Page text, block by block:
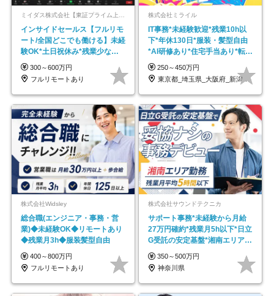
インサイドセールス【フルリモ
ート/全国どこでも働ける】未経
験OK*土日祝休み*残業少なめ*
在宅勤務手当あり
300～600万円
フルリモートあり
株式会社ミライル
IT事務*未経験歓迎*残業10h以
下*年休130日*服装・髪型自由
*AI研修あり*住宅手当あり*転勤
なし
250～450万円
東京都_埼玉県_大阪府_新潟県_福岡県
株式会社Widsley
総合職(エンジニア・事務・営
業)◆未経験OK◆リモートあり
◆残業月3h◆服装髪型自由
400～800万円
フルリモートあり
株式会社サウンドテクニカ
サポート事務*未経験から月給
27万円確約*残業月5h以下*日立
G受託の安定基盤*湘南エリア勤
務
350～500万円
神奈川県